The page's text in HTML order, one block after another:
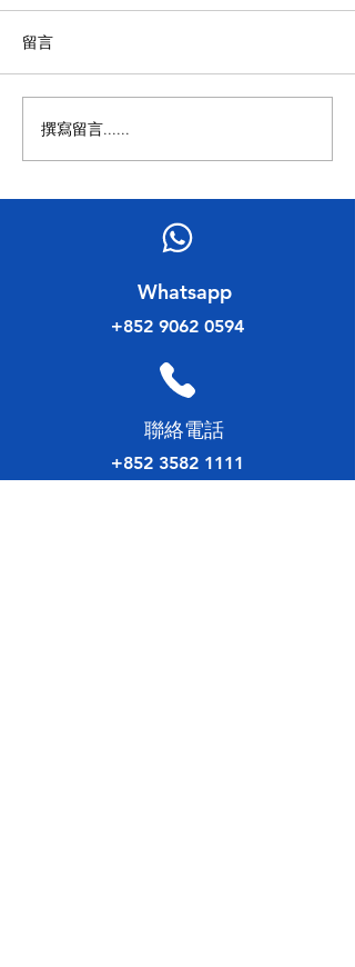
「北都新引擎・特區新機
遇」——北部都會區發展策
略研討會
留言
撰寫留言......
​Whatsapp
+852 9062 0594
​聯絡電話
+852 3582 1111